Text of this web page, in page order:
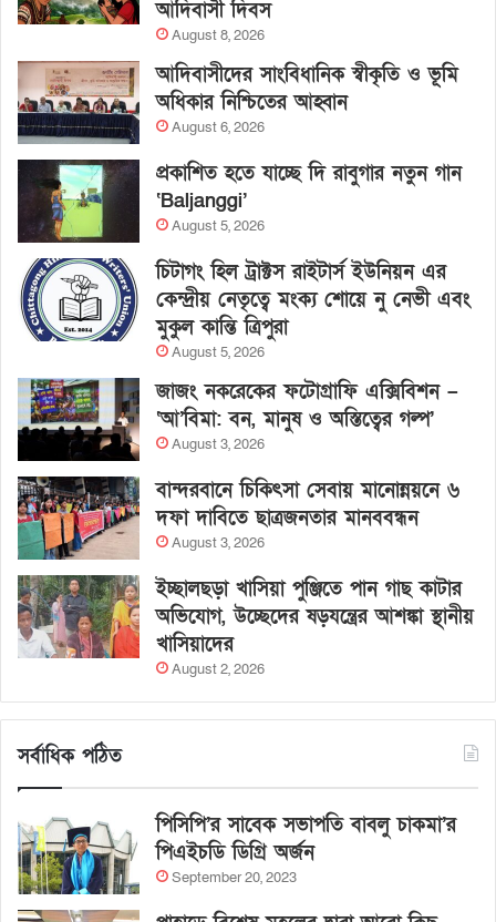
আদিবাসী দিবস
August 8, 2026
আদিবাসীদের সাংবিধানিক স্বীকৃতি ও ভূমি
অধিকার নিশ্চিতের আহ্বান
August 6, 2026
প্রকাশিত হতে যাচ্ছে দি রাবুগার নতুন গান
‘Baljanggi’
August 5, 2026
চিটাগং হিল ট্রাক্টস রাইটার্স ইউনিয়ন এর
কেন্দ্রীয় নেতৃত্বে মংক্য শোয়ে নু নেভী এবং
মুকুল কান্তি ত্রিপুরা
August 5, 2026
জাজং নকরেকের ফটোগ্রাফি এক্সিবিশন –
‘আ’বিমা: বন, মানুষ ও অস্তিত্বের গল্প’
August 3, 2026
বান্দরবানে চিকিৎসা সেবায় মানোন্নয়নে ৬
দফা দাবিতে ছাত্রজনতার মানববন্ধন
August 3, 2026
ইচ্ছালছড়া খাসিয়া পুঞ্জিতে পান গাছ কাটার
অভিযোগ, উচ্ছেদের ষড়যন্ত্রের আশঙ্কা স্থানীয়
খাসিয়াদের
August 2, 2026
সর্বাধিক পঠিত
পিসিপি’র সাবেক সভাপতি বাবলু চাকমা’র
পিএইচডি ডিগ্রি অর্জন
September 20, 2023